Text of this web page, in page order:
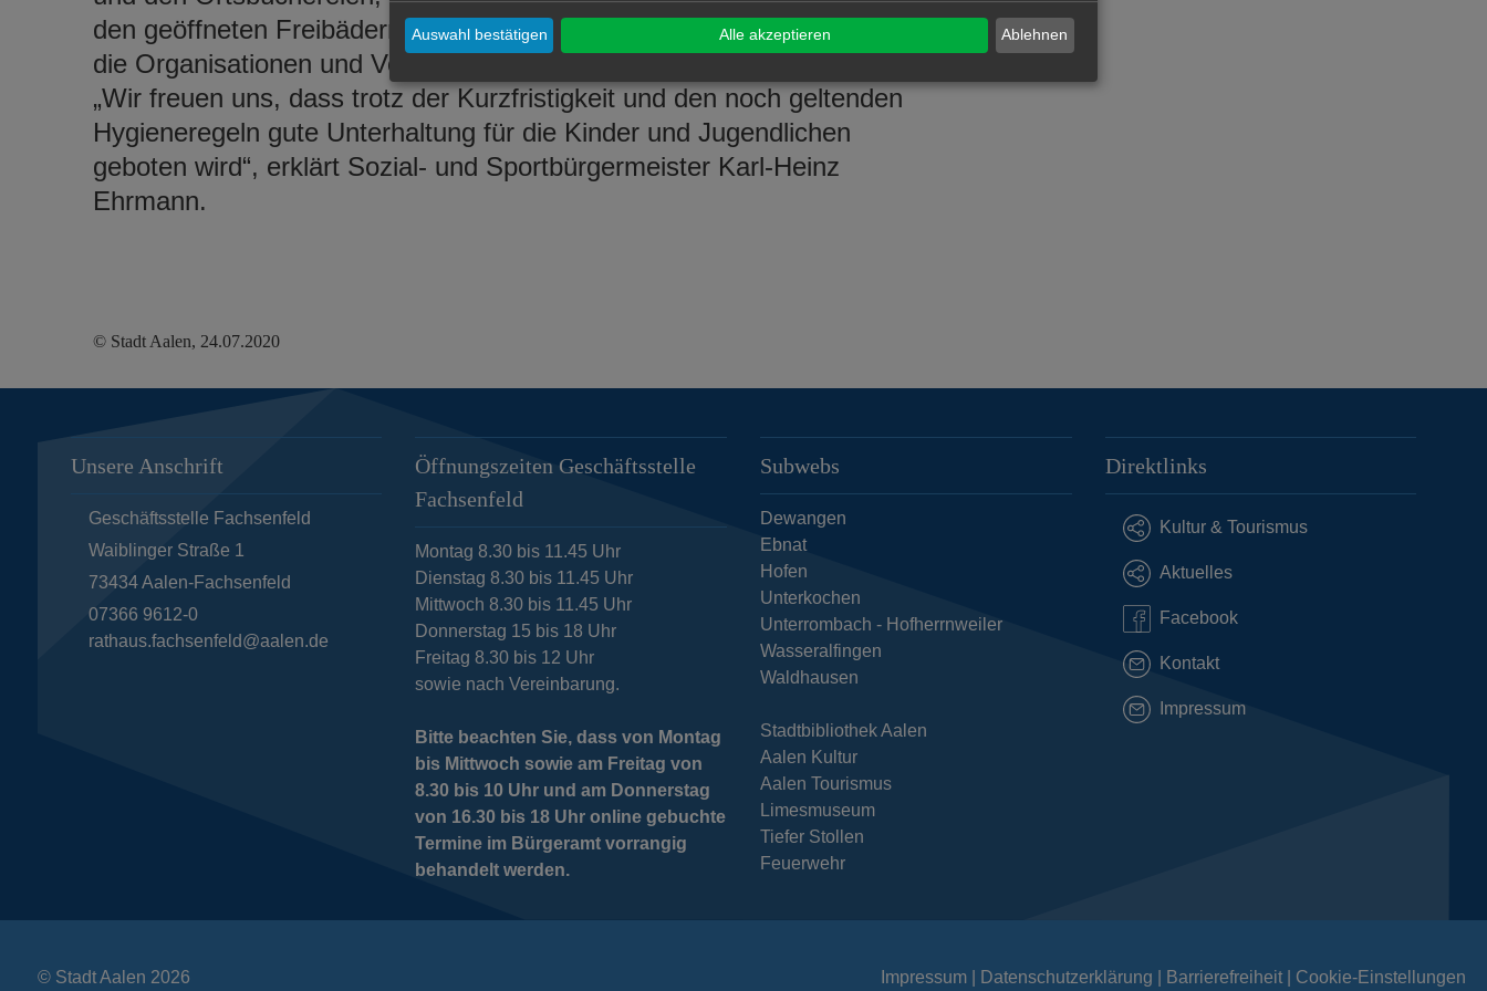
den geöffneten Freibädern ausgelegt. Die Anmeldung erfolgt direkt über
die Organisationen und Vereine, die darin Programmpunkte anbieten.
„Wir freuen uns, dass trotz der Kurzfristigkeit und den noch geltenden
Hygieneregeln gute Unterhaltung für die Kinder und Jugendlichen
geboten wird“, erklärt Sozial- und Sportbürgermeister Karl-Heinz
Ehrmann.
© Stadt Aalen, 24.07.2020
Unsere Anschrift
Geschäftsstelle Fachsenfeld
Waiblinger Straße 1
73434 Aalen-Fachsenfeld
07366 9612-0
rathaus.fachsenfeld@aalen.de
Öffnungszeiten Geschäftsstelle
Fachsenfeld
Montag 8.30 bis 11.45 Uhr
Dienstag 8.30 bis 11.45 Uhr
Mittwoch 8.30 bis 11.45 Uhr
Donnerstag 15 bis 18 Uhr
Freitag 8.30 bis 12 Uhr
sowie nach Vereinbarung.
Bitte beachten Sie, dass von Montag
bis Mittwoch sowie am Freitag von
8.30 bis 10 Uhr und am Donnerstag
von 16.30 bis 18 Uhr online gebuchte
Termine im Bürgeramt vorrangig
behandelt werden.
Subwebs
Dewangen
Ebnat
Hofen
Unterkochen
Unterrombach - Hofherrnweiler
Wasseralfingen
Waldhausen
Stadtbibliothek Aalen
Aalen Kultur
Aalen Tourismus
Limesmuseum
Tiefer Stollen
Feuerwehr
Direktlinks
Kultur & Tourismus
Aktuelles
Facebook
Kontakt
Impressum
© Stadt Aalen 2026 Impressum Datenschutzerklärung Barrierefreiheit Cookie-Einstellungen
Ablehnen
Auswahl bestätigen Alle akzeptieren